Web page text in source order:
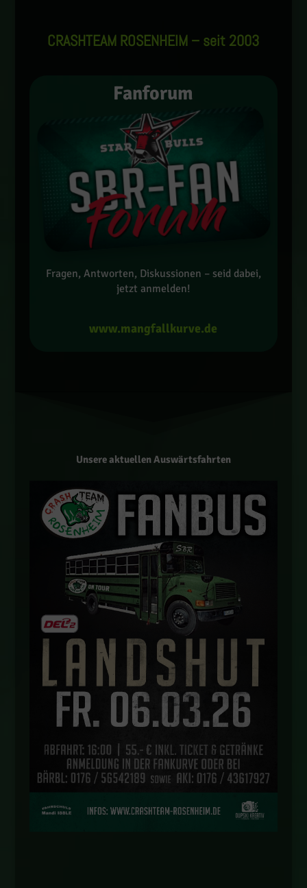
CRASHTEAM ROSENHEIM – seit 2003
Fanforum
Fragen, Antworten, Diskussionen – seid dabei,
jetzt anmelden!
www.mangfallkurve.de
Unsere aktuellen Auswärtsfahrten